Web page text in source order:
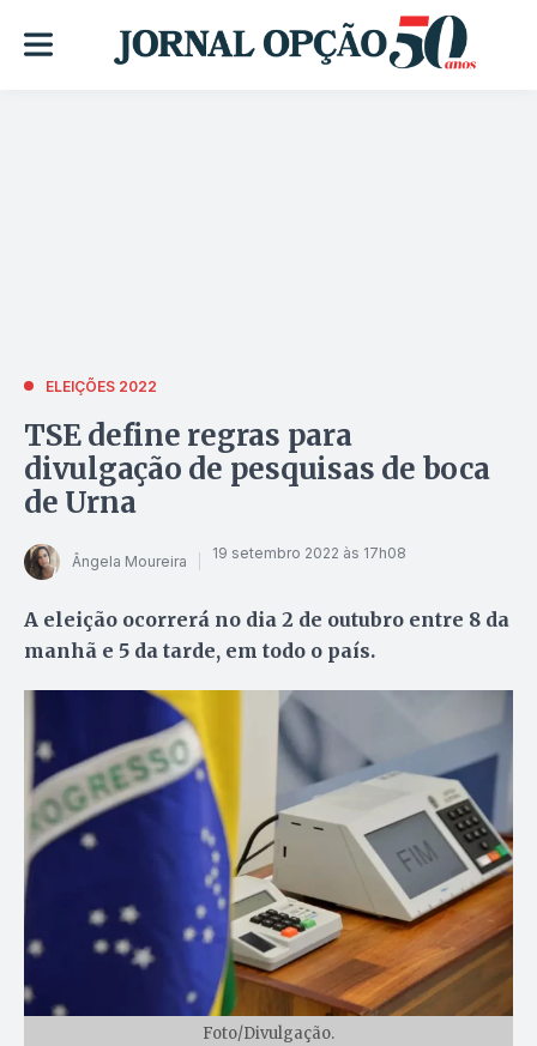
ELEIÇÕES 2022
TSE define regras para
divulgação de pesquisas de boca
de Urna
Ângela Moureira 19 setembro 2022 às 17h08
A eleição ocorrerá no dia 2 de outubro entre 8 da
manhã e 5 da tarde, em todo o país.
Foto/Divulgação.